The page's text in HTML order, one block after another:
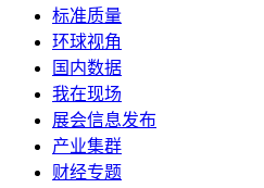
标准质量
环球视角
国内数据
我在现场
展会信息发布
产业集群
财经专题